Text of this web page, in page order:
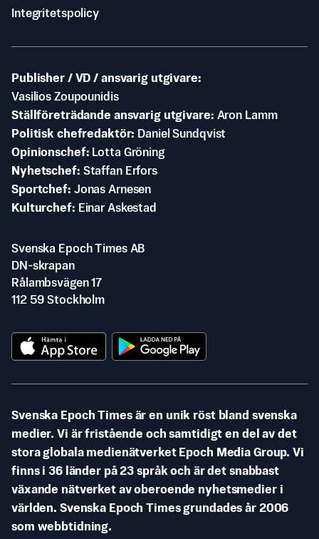
Integritetspolicy
Publisher / VD / ansvarig utgivare
Vasilios Zoupounidis
Ställföreträdande ansvarig utgivare Aron Lamm
Politisk chefredaktör
Daniel Sundqvist
Opinionschef
Lotta Gröning
Nyhetschef Staffan Erfors
Sportchef Jonas Arnesen
Kulturchef
Einar Askestad
Svenska Epoch Times AB
DN-skrapan
Rålambsvägen 17
112 59 Stockholm
Svenska Epoch Times är en unik röst bland svenska
medier. Vi är fristående och samtidigt en del av det
stora globala medienätverket Epoch Media Group. Vi
finns i 36 länder på 23 språk och är det snabbast
växande nätverket av oberoende nyhetsmedier i
världen. Svenska Epoch Times grundades år 2006
som webbtidning.